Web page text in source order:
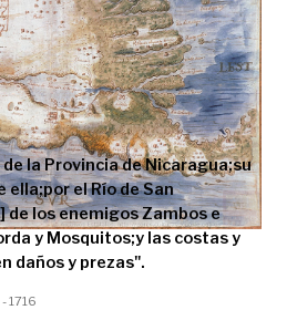
la Provincia de Nicaragua;su
ella;por el Río de San
de los enemigos Zambos e
y Mosquitos;y las costas y
daños y prezas".
1716